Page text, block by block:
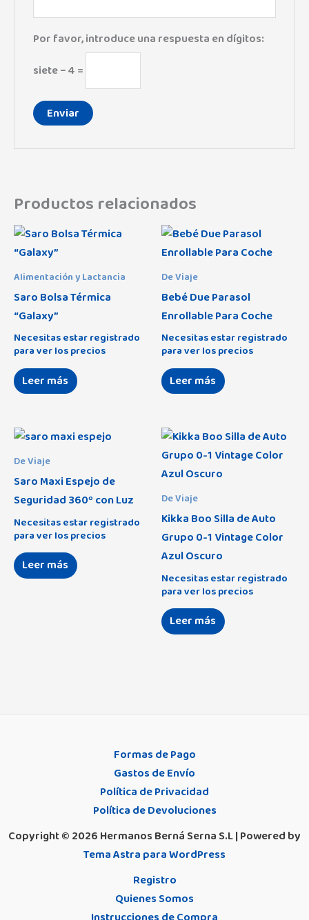
Por favor, introduce una respuesta en dígitos:
siete − 4 =
Productos relacionados
Alimentación y Lactancia
Saro Bolsa Térmica
“Galaxy”
Necesitas estar registrado
para ver los precios
Leer más
De Viaje
Bebé Due Parasol
Enrollable Para Coche
Necesitas estar registrado
para ver los precios
Leer más
De Viaje
Saro Maxi Espejo de
Seguridad 360º con Luz
Necesitas estar registrado
para ver los precios
Leer más
De Viaje
Kikka Boo Silla de Auto
Grupo 0-1 Vintage Color
Azul Oscuro
Necesitas estar registrado
para ver los precios
Leer más
Formas de Pago
Gastos de Envío
Política de Privacidad
Política de Devoluciones
Copyright © 2026 Hermanos Berná Serna S.L | Powered by
Tema Astra para WordPress
Registro
Quienes Somos